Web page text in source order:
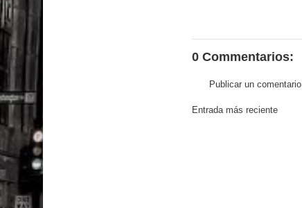
0 Commentarios:
Publicar un comentario
Entrada más reciente